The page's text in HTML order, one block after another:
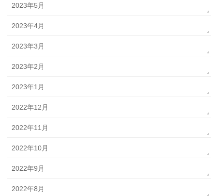
2023年5月
2023年4月
2023年3月
2023年2月
2023年1月
2022年12月
2022年11月
2022年10月
2022年9月
2022年8月